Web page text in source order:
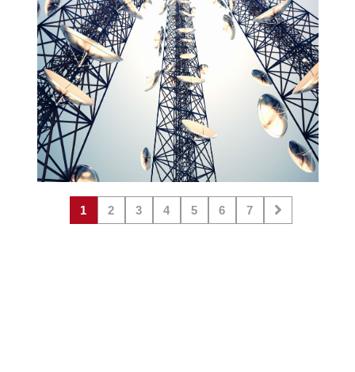
1 2 3 4 5 6 7